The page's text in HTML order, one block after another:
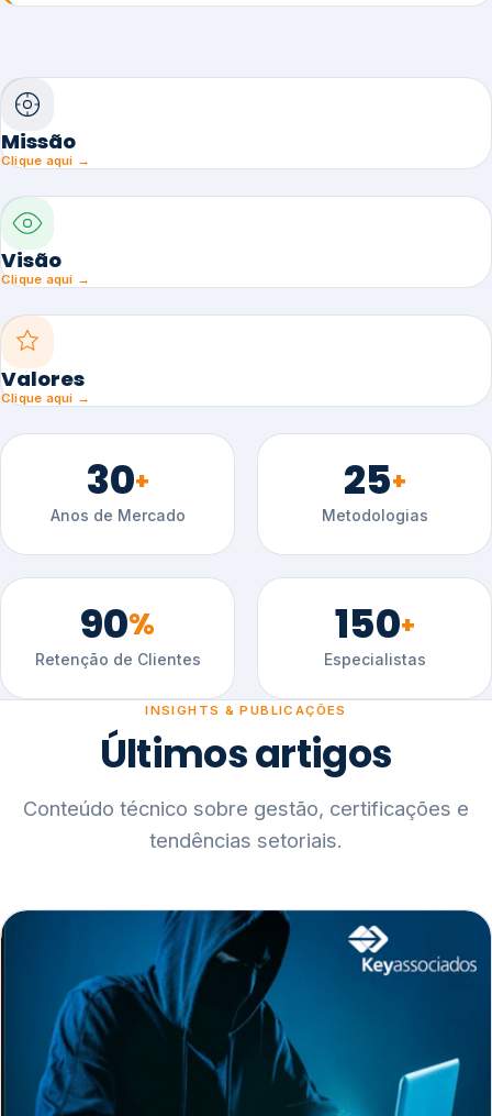
Missão
Clique aqui →
Visão
Clique aqui →
Valores
Clique aqui →
30+
Anos de Mercado
25+
Metodologias
90%
Retenção de Clientes
150+
Especialistas
INSIGHTS & PUBLICAÇÕES
Últimos artigos
Conteúdo técnico sobre gestão, certificações e
tendências setoriais.